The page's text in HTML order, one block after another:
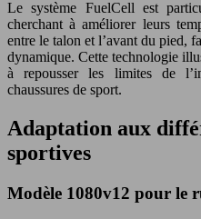
Le système FuelCell est
cherchant à améliorer leurs
entre le talon et l’avant du pied,
dynamique. Cette technologie
à repousser les limites de
chaussures de sport.
Adaptation aux
sportives
Modèle 1080v12 pour le